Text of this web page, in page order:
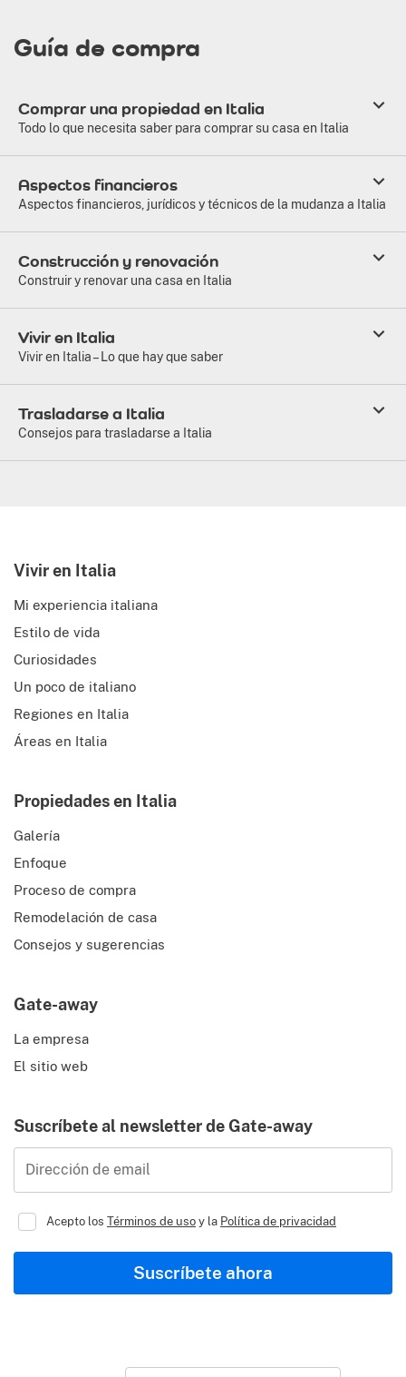
Guía de compra
Comprar una propiedad en Italia
Todo lo que necesita saber para comprar su casa en Italia
Aspectos financieros
Aspectos financieros, jurídicos y técnicos de la mudanza a Italia
Construcción y renovación
Construir y renovar una casa en Italia
Vivir en Italia
Vivir en Italia – Lo que hay que saber
Trasladarse a Italia
Consejos para trasladarse a Italia
Vivir en Italia
Mi experiencia italiana
Estilo de vida
Curiosidades
Un poco de italiano
Regiones en Italia
Áreas en Italia
Propiedades en Italia
Galería
Enfoque
Proceso de compra
Remodelación de casa
Consejos y sugerencias
Gate-away
La empresa
El sitio web
Suscríbete al newsletter de Gate-away
Dirección de email
Acepto los Términos de usoy la Política de privacidad
Suscríbete ahora